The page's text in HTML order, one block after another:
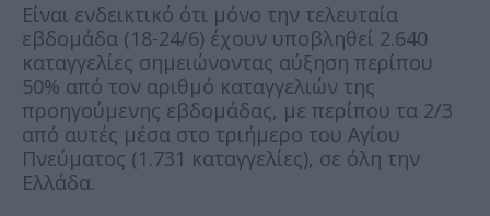
Είναι ενδεικτικό ότι μόνο την τελευταία
εβδομάδα (18-24/6) έχουν υποβληθεί 2.640
καταγγελίες σημειώνοντας αύξηση περίπου
50% από τον αριθμό καταγγελιών της
προηγούμενης εβδομάδας, με περίπου τα 2/3
από αυτές μέσα στο τριήμερο του Αγίου
Πνεύματος (1.731 καταγγελίες), σε όλη την
Ελλάδα.